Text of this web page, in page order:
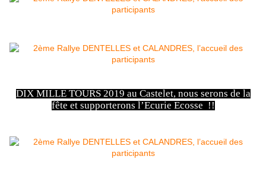
DIX MILLE TOURS 2019 au Castelet, nous serons de la
fête et supporterons l’Ecurie Ecosse !!